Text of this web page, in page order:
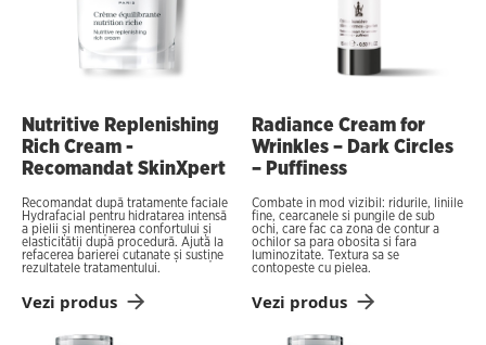
Nutritive Replenishing
Rich Cream -
Recomandat SkinXpert
Recomandat după tratamente faciale
Hydrafacial pentru hidratarea intensă
a pielii și menținerea confortului și
elasticității după procedură. Ajută la
refacerea barierei cutanate și susține
rezultatele tratamentului.
Vezi produs
Radiance Cream for
Wrinkles – Dark Circles
– Puffiness
Combate in mod vizibil: ridurile, liniile
fine, cearcanele si pungile de sub
ochi, care fac ca zona de contur a
ochilor sa para obosita si fara
luminozitate. Textura sa se
contopeste cu pielea.
Vezi produs